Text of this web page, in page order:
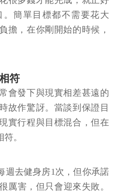
簡單目標都不需要花大
擔，在你剛開始的時候，
符
會發下與現實相差甚遠的
故作驚訝。當談到保證目
實行程與目標混合，但在
。
週去健身房1次，但你承諾
厲害，但只會迎來失敗。